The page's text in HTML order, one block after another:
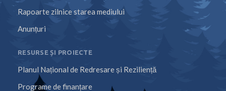
Rapoarte zilnice starea mediului
Anunțuri
RESURSE ȘI PROIECTE
Planul Național de Redresare și Reziliență
Programe de finanțare